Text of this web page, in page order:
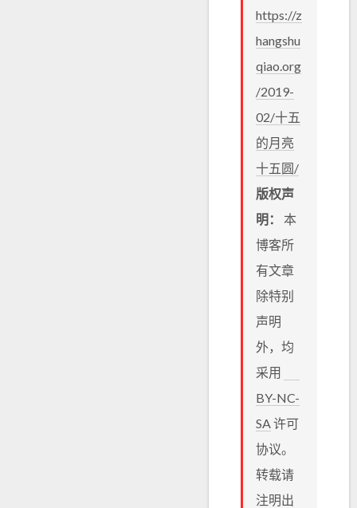
https://z
hangshu
qiao.org
/2019-
02/十五
的月亮
十五圆/
版权声
明： 本
博客所
有文章
除特别
声明
外，均
采用
BY-NC-
SA许可
协议。
转载请
注明出